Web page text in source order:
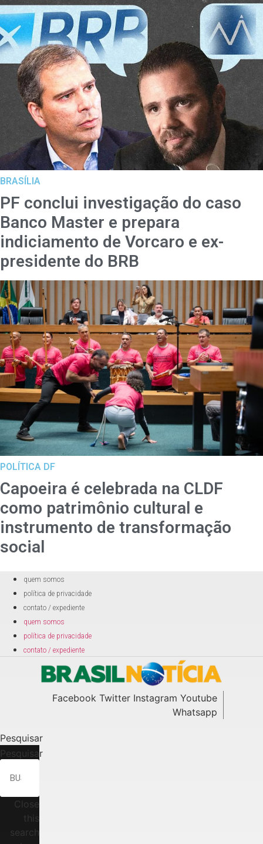
BRASÍLIA
PF conclui investigação do caso
Banco Master e prepara
indiciamento de Vorcaro e ex-
presidente do BRB
POLÍTICA DF
Capoeira é celebrada na CLDF
como patrimônio cultural e
instrumento de transformação
social
quem somos
política de privacidade
contato / expediente
quem somos
política de privacidade
contato / expediente
Facebook Twitter Instagram Youtube
Whatsapp
Pesquisar
Pesquisar
Close
this
search